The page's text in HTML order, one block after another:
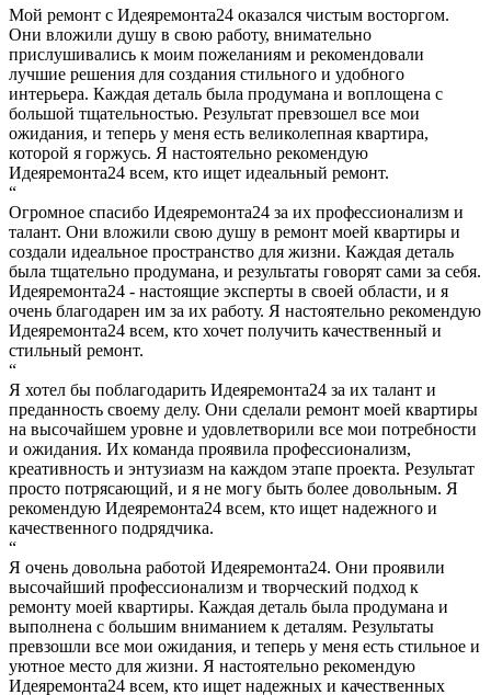
Мой ремонт с Идеяремонта24 оказался чистым восторгом.
Они вложили душу в свою работу, внимательно
прислушивались к моим пожеланиям и рекомендовали
лучшие решения для создания стильного и удобного
интерьера. Каждая деталь была продумана и воплощена с
большой тщательностью. Результат превзошел все мои
ожидания, и теперь у меня есть великолепная квартира,
которой я горжусь. Я настоятельно рекомендую
Идеяремонта24 всем, кто ищет идеальный ремонт.
“
Огромное спасибо Идеяремонта24 за их профессионализм и
талант. Они вложили свою душу в ремонт моей квартиры и
создали идеальное пространство для жизни. Каждая деталь
была тщательно продумана, и результаты говорят сами за себя.
Идеяремонта24 - настоящие эксперты в своей области, и я
очень благодарен им за их работу. Я настоятельно рекомендую
Идеяремонта24 всем, кто хочет получить качественный и
стильный ремонт.
“
Я хотел бы поблагодарить Идеяремонта24 за их талант и
преданность своему делу. Они сделали ремонт моей квартиры
на высочайшем уровне и удовлетворили все мои потребности
и ожидания. Их команда проявила профессионализм,
креативность и энтузиазм на каждом этапе проекта. Результат
просто потрясающий, и я не могу быть более довольным. Я
рекомендую Идеяремонта24 всем, кто ищет надежного и
качественного подрядчика.
“
Я очень довольна работой Идеяремонта24. Они проявили
высочайший профессионализм и творческий подход к
ремонту моей квартиры. Каждая деталь была продумана и
выполнена с большим вниманием к деталям. Результаты
превзошли все мои ожидания, и теперь у меня есть стильное и
уютное место для жизни. Я настоятельно рекомендую
Идеяремонта24 всем, кто ищет надежных и качественных